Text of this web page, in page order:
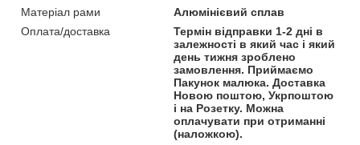
Матеріал рами
Алюмінієвий сплав
Оплата/доставка
Термін відправки 1-2 дні в
залежності в який час і який
день тижня зроблено
замовлення. Приймаємо
Пакунок малюка. Доставка
Новою поштою, Укрпоштою
і на Розетку. Можна
оплачувати при отриманні
(наложкою).